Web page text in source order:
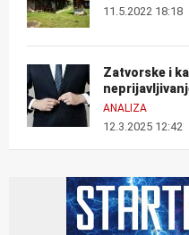
11.5.2022 18:18
Zatvorske i
ANALIZA
12.3.2025 12:42